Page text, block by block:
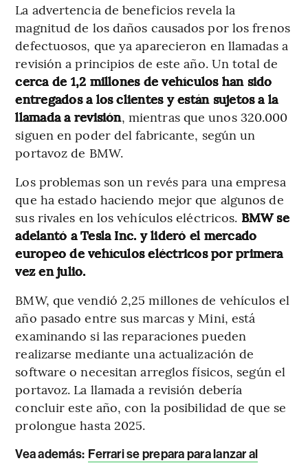
La advertencia de beneficios revela la
magnitud de los daños causados por los frenos
defectuosos, que ya aparecieron en llamadas a
revisión a principios de este año. Un total de
cerca de 1,2 millones de vehículos han sido
entregados a los clientes y están sujetos a la
llamada a revisión, mientras que unos 320.000
siguen en poder del fabricante, según un
portavoz de BMW.
Los problemas son un revés para una empresa
que ha estado haciendo mejor que algunos de
sus rivales en los vehículos eléctricos. BMW se
adelantó a Tesla Inc. y lideró el mercado
europeo de vehículos eléctricos por primera
vez en julio.
BMW, que vendió 2,25 millones de vehículos el
año pasado entre sus marcas y Mini, está
examinando si las reparaciones pueden
realizarse mediante una actualización de
software o necesitan arreglos físicos, según el
portavoz. La llamada a revisión debería
concluir este año, con la posibilidad de que se
prolongue hasta 2025.
Vea además: Ferrari se prepara para lanzar al